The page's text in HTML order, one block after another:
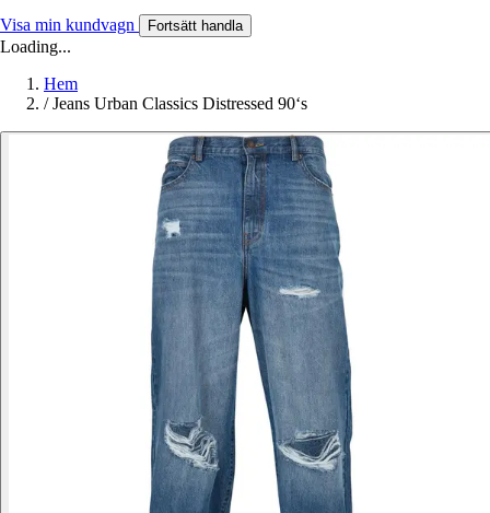
Visa min kundvagn Fortsätt handla
Loading...
Hem
/ Jeans Urban Classics Distressed 90‘s